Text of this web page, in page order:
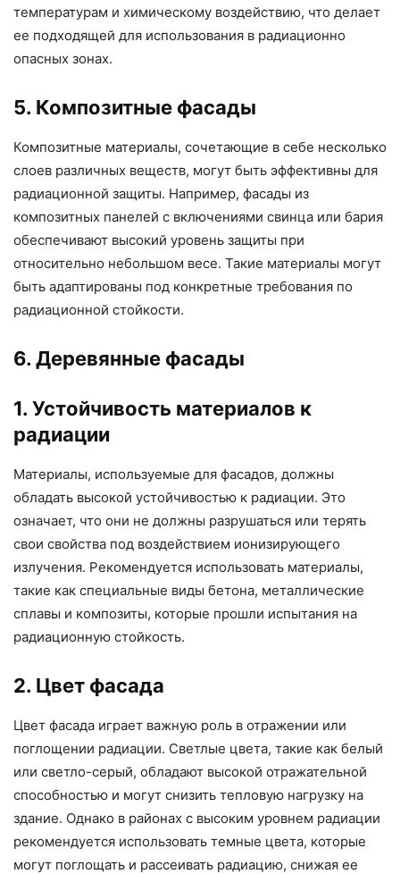
температурам и химическому воздействию, что делает
ее подходящей для использования в радиационно
опасных зонах.
5. Композитные фасады
Композитные материалы, сочетающие в себе несколько
слоев различных веществ, могут быть эффективны для
радиационной защиты. Например, фасады из
композитных панелей с включениями свинца или бария
обеспечивают высокий уровень защиты при
относительно небольшом весе. Такие материалы могут
быть адаптированы под конкретные требования по
радиационной стойкости.
6. Деревянные фасады
1. Устойчивость материалов к
радиации
Материалы, используемые для фасадов, должны
обладать высокой устойчивостью к радиации. Это
означает, что они не должны разрушаться или терять
свои свойства под воздействием ионизирующего
излучения. Рекомендуется использовать материалы,
такие как специальные виды бетона, металлические
сплавы и композиты, которые прошли испытания на
радиационную стойкость.
2. Цвет фасада
Цвет фасада играет важную роль в отражении или
поглощении радиации. Светлые цвета, такие как белый
или светло-серый, обладают высокой отражательной
способностью и могут снизить тепловую нагрузку на
здание. Однако в районах с высоким уровнем радиации
рекомендуется использовать темные цвета, которые
могут поглощать и рассеивать радиацию, снижая ее